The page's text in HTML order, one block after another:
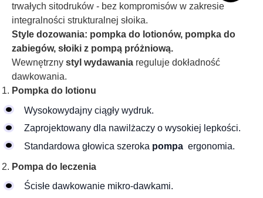
trwałych sitodruków - bez kompromisów w zakresie
integralności strukturalnej słoika.
Style dozowania: pompka do lotionów, pompka do
zabiegów, słoiki z pompą próżniową.
Wewnętrzny styl wydawania reguluje dokładność
dawkowania.
Pompka do lotionu
Wysokowydajny ciągły wydruk.
Zaprojektowany dla nawilżaczy o wysokiej lepkości.
Standardowa głowica szeroka pompa ergonomia.
Pompa do leczenia
Ścisłe dawkowanie mikro-dawkami.